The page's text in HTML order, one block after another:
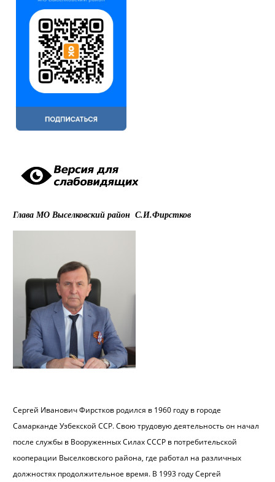
Глава МО Выселковский район С.И.Фирстков
Сергей Иванович Фирстков родился в 1960 году в городе
Самарканде Узбекской ССР. Свою трудовую деятельность он начал
после службы в Вооруженных Силах СССР в потребительской
кооперации Выселковского района, где работал на различных
должностях продолжительное время. В 1993 году Сергей